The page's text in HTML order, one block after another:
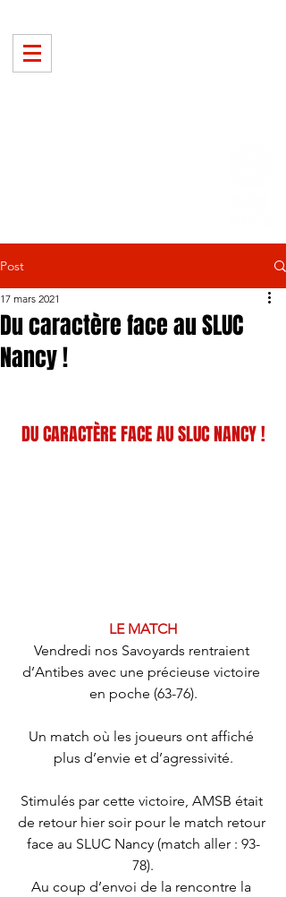
Post
Du caractère face au SLUC
Nancy !
17 mars 2021
DU CARACTÈRE FACE AU SLUC NANCY !
LE MATCH
Vendredi nos Savoyards rentraient
d’Antibes avec une précieuse victoire
en poche (63-76).
Un match où les joueurs ont affiché
plus d’envie et d’agressivité.
Stimulés par cette victoire, AMSB était
de retour hier soir pour le match retour
face au SLUC Nancy (match aller : 93-
78).
Au coup d’envoi de la rencontre la